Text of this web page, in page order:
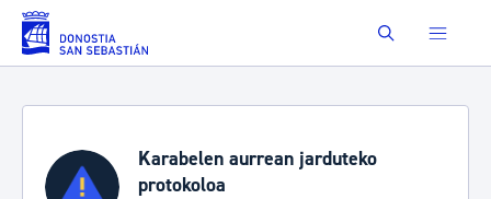
Eduki nagusira joan Buscar
Karabelen aurrean jarduteko
protokoloa